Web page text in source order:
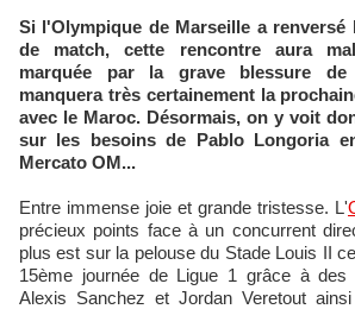
Si l'Olympique de Marseille a renversé l'AS Monaco en fin
de match, cette rencontre aura
marquée par la grave blessure
manquera très certainement la
avec le Maroc. Désormais, on y voit
sur les besoins de Pablo Longoria
Mercato OM...
Entre immense joie et grande tristesse. L'
précieux points face à un concurrent
plus est sur la pelouse du Stade Louis II
15ème journée de Ligue 1 grâce à des
Alexis Sanchez et Jordan Veretout